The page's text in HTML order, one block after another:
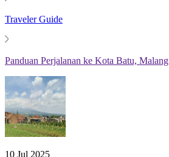
Traveler Guide
Panduan Perjalanan ke Kota Batu, Malang
10 Jul 2025